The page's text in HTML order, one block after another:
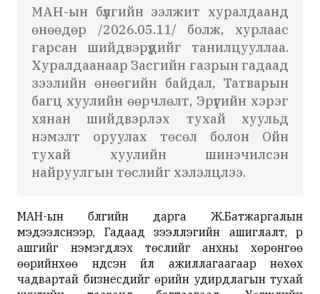
МАН-ын бүлгийн ээлжит хуралдаанд
өнөөдөр /2026.05.11/ болж, хурлаас
гарсан шийдвэрүүдийг танилцууллаа.
Хуралдаанаар Засгийн газрын гадаад
зээлийн өнөөгийн байдал, Татварын
багц хуулийн өөрчлөлт, Эрүүгийн хэрэг
хянан шийдвэрлэх тухай хуульд
нэмэлт оруулах төсөл болон Ойн
тухай хуулийн шинэчилсэн
найруулгын төслийг хэлэлцлээ.
МАН-ын бүлгийн дарга Ж.Батжаргалын
мэдээлснээр, Гадаад зээллэгийн ашиглалт, үр
ашгийг нэмэгдүүлэх төслийг анхны хөрөнгөө
өөрийнхөө үндсэн үйл ажиллагаагаар нөхөх
чадвартай бизнесүүдийг өрийн удирдлагын тухай